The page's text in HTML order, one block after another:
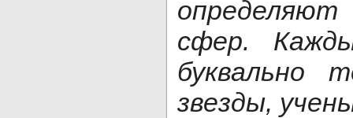
сфер.
буквально
звезды,